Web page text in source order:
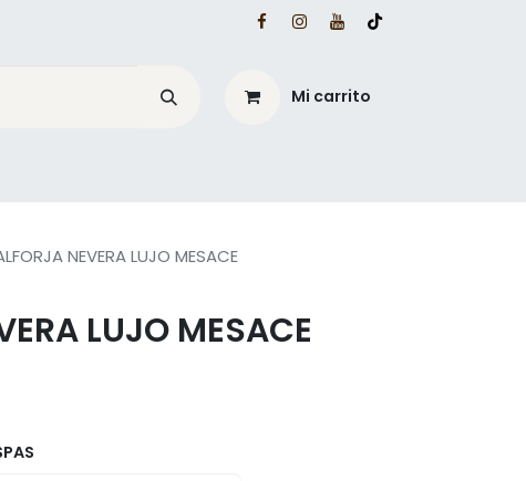
Mi carrito
NEVERA LUJO MESACE
LUJO MESACE